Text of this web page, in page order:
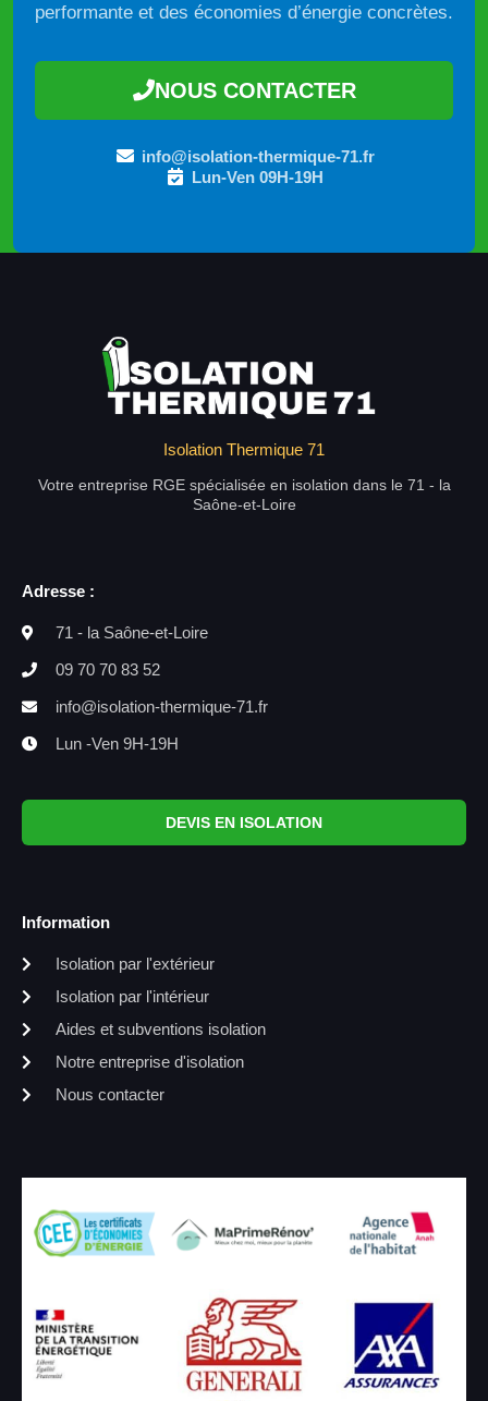
performante et des économies d’énergie concrètes.
NOUS CONTACTER
info@isolation-thermique-71.fr
Lun-Ven 09H-19H
Isolation Thermique 71
Votre entreprise RGE spécialisée en isolation dans le 71 - la
Saône-et-Loire
Adresse :
71 - la Saône-et-Loire
09 70 70 83 52
info@isolation-thermique-71.fr
Lun -Ven 9H-19H
DEVIS EN ISOLATION
Information
Isolation par l'extérieur
Isolation par l'intérieur
Aides et subventions isolation
Notre entreprise d'isolation
Nous contacter